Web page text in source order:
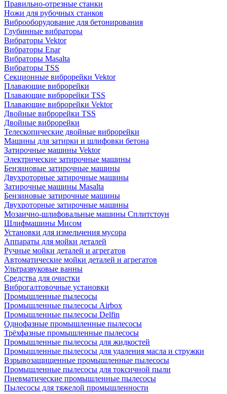
Правильно-отрезные станки
Ножи для рубочных станков
Виброоборудование для бетонирования
Глубинные вибраторы
Вибраторы Vektor
Вибраторы Enar
Вибраторы Masalta
Вибраторы TSS
Секционные виброрейки Vektor
Плавающие виброрейки
Плавающие виброрейки TSS
Плавающие виброрейки Vektor
Двойные виброрейки TSS
Двойные виброрейки
Телескопические двойные виброрейки
Машины для затирки и шлифовки бетона
Затирочные машины Vektor
Электрические затирочные машины
Бензиновые затирочные машины
Двухроторные затирочные машины
Затирочные машины Masalta
Бензиновые затирочные машины
Двухроторные затирочные машины
Мозаично-шлифовальные машины Сплитстоун
Шлифмашины Мисом
Установки для измельчения мусора
Аппараты для мойки деталей
Ручные мойки деталей и агрегатов
Автоматические мойки деталей и агрегатов
Ультразвуковые ванны
Средства для очистки
Виброгалтовочные установки
Промышленные пылесосы
Промышленные пылесосы Airbox
Промышленные пылесосы Delfin
Однофазные промышленные пылесосы
Трёхфазные промышленные пылесосы
Промышленные пылесосы для жидкостей
Промышленные пылесосы для удаления масла и стружки
Взрывозащищенные промышленные пылесосы
Промышленные пылесосы для токсичной пыли
Пневматические промышленные пылесосы
Пылесосы для тяжелой промышленности